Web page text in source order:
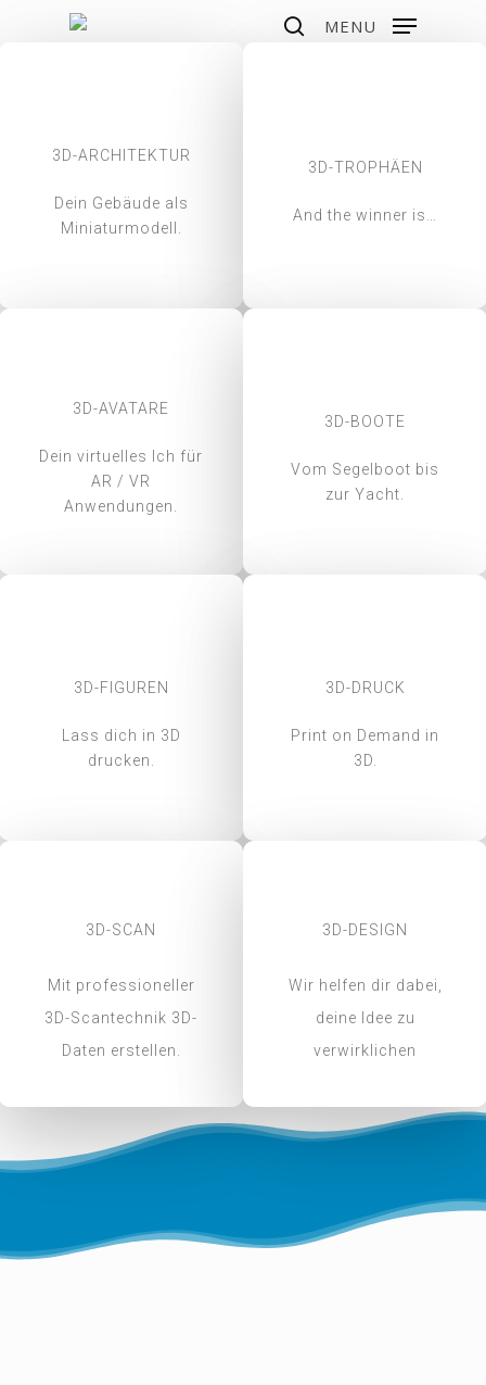
MENU
3D-ARCHITEKTUR
Dein Gebäude als
Miniaturmodell.
3D-TROPHÄEN
And the winner is…
3D-AVATARE
Dein virtuelles Ich für
AR / VR
Anwendungen.
3D-BOOTE
Vom Segelboot bis
zur Yacht.
3D-FIGUREN
Lass dich in 3D
drucken.
3D-DRUCK
Print on Demand in
3D.
3D-SCAN
Mit professioneller
3D-Scantechnik 3D-
Daten erstellen.
3D-DESIGN
Wir helfen dir dabei,
deine Idee zu
verwirklichen